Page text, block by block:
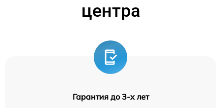
центра
Гарантия до 3-х лет